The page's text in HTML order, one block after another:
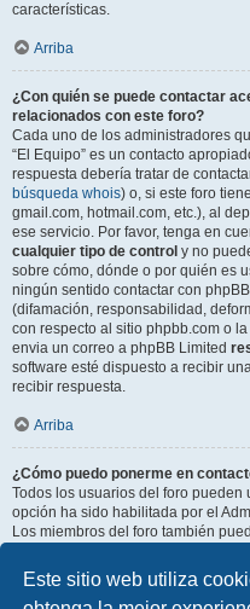
Este sitio web utiliza
características.
Arriba
¿Con quién se puede contactar
relacionados con este foro?
Cada uno de los administradores
“El Equipo” es un contacto
respuesta debería tratar de
búsqueda whois) o, si este foro
gmail.com, hotmail.com, etc.), al
ese servicio. Por favor, tenga en
cualquier tipo de control y no
sobre cómo, dónde o por quién es
ningún sentido contactar con
(difamación, responsabilidad,
con respecto al sitio phpbb.com o
envia un correo a phpBB Limited
software esté dispuesto a recibir
recibir respuesta.
Arriba
¿Cómo puedo ponerme en
Todos los usuarios del foro pueden
opción ha sido habilitada por el
Los miembros del foro también
Arriba